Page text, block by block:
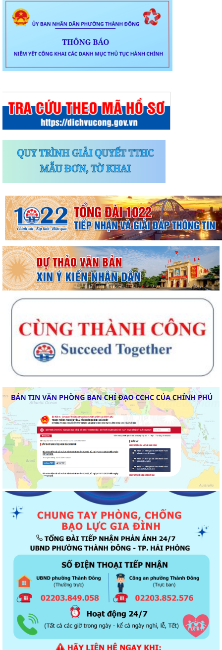
Thông báo về chương trình thu hồi để kiểm tra, khắc phục sự cố các
dòng xe mô tô Honda CB1000...
Kết quả Kỳ họp thứ 3 HĐND thành phố Hải Phòng khóa XIV, nhiệm kỳ
2021 - 2026
Khai thác tài liệu số và Chatbox AI trợi giúp pháp luật
Đẩy mạnh tuyên truyền thực hiện Chương trình hành động của Thành
ủy về xây dựng và hoàn thiện nhà...